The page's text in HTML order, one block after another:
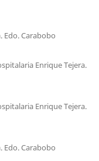
Edo. Carabobo
Enrique Tejera.
Enrique Tejera.
Edo. Carabobo